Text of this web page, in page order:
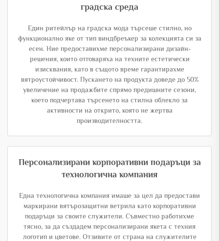
градска среда
Един ритейлър на градска мода търсеше стилно, но
функционално яке от тип виндбреъкер за колекцията си за
есен. Ние предоставихме персонализирани дизайн-
решения, които отговаряха на техните естетически
изисквания, като в същото време гарантирахме
вятроустойчивост. Пускането на продукта доведе до 50%
увеличение на продажбите спрямо предишните сезони,
което подчертава търсенето на стилна облекло за
активности на открито, която не жертва
производителността.
Персонализирани корпоративни подаръци за
технологична компания
Една технологична компания имаше за цел да предостави
маркирани вятърозащитни ветрила като корпоративни
подаръци за своите служители. Съвместно работихме
тясно, за да създадем персонализирани якета с техния
логотип и цветове. Отзивите от страна на служителите